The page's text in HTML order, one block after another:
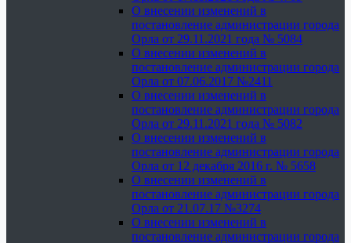
О внесении изменений в
постановление администрации города
Орла от 29.11.2021 года № 5084
О внесении изменений в
постановление администрации города
Орла от 07.06.2017 №2411
О внесении изменений в
постановление администрации города
Орла от 29.11.2021 года № 5082
О внесении изменений в
постановление администрации города
Орла от 12 декабря 2016 г. № 5658
О внесении изменений в
постановление администрации города
Орла от 21.07.17 №3274
О внесении изменений в
постановление администрации города